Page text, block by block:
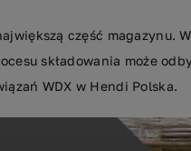
część magazynu.
składowania może
WDX w Hendi Polska.